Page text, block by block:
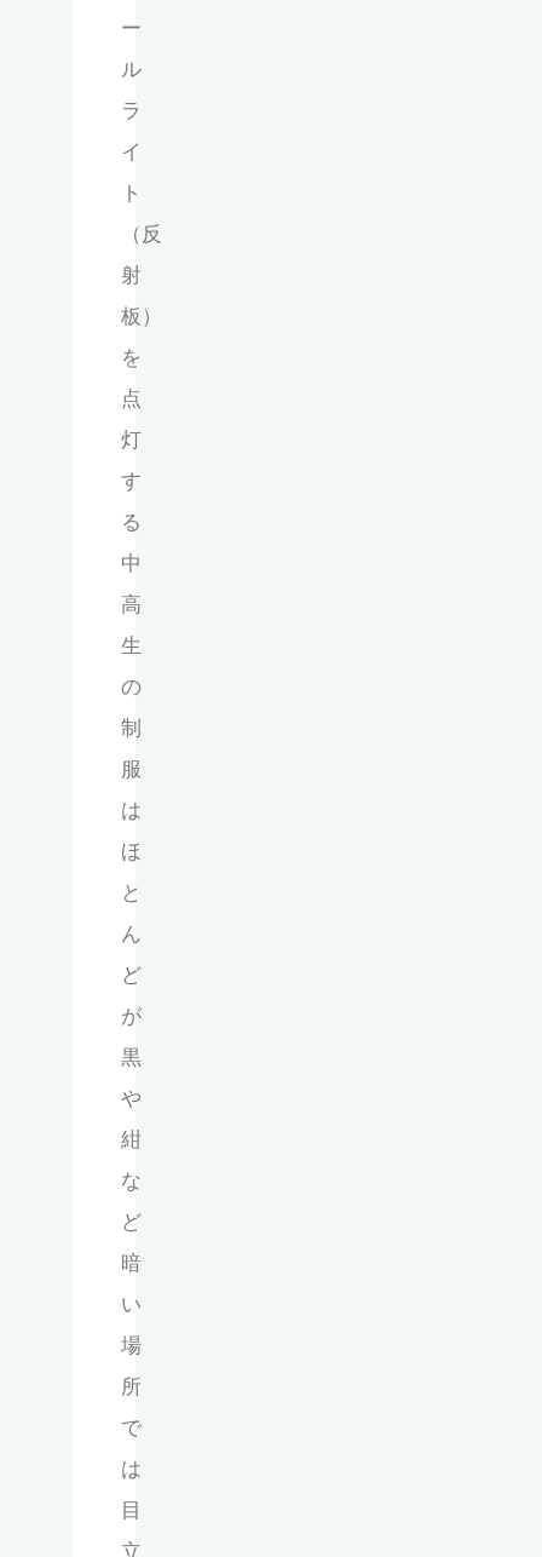
ー
ル
ラ
イ
ト
（反
射
板）
を
点
灯
す
る
中
高
生
の
制
服
は
ほ
と
ん
ど
が
黒
や
紺
な
ど
暗
い
場
所
で
は
目
立